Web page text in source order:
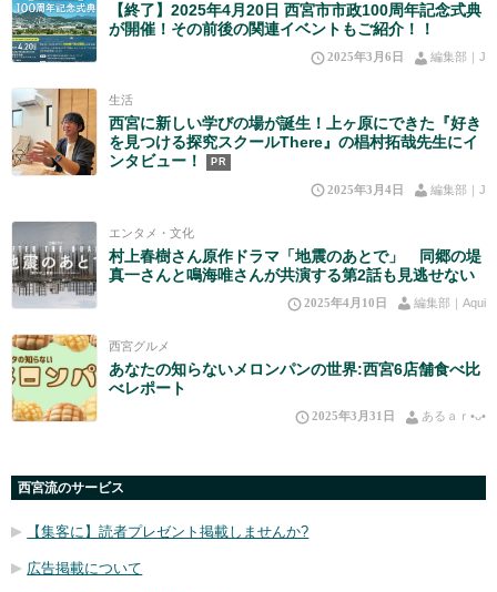
【終了】2025年4月20日 西宮市市政100周年記念式典
が開催！その前後の関連イベントもご紹介！！
2025年3月6日 編集部｜J
生活
西宮に新しい学びの場が誕生！上ヶ原にできた『好き
を見つける探究スクールThere』の椙村拓哉先生にイ
ンタビュー！
PR
2025年3月4日 編集部｜J
エンタメ・文化
村上春樹さん原作ドラマ「地震のあとで」 同郷の堤
真一さんと鳴海唯さんが共演する第2話も見逃せない
2025年4月10日 編集部｜Aqui
西宮グルメ
あなたの知らないメロンパンの世界:西宮6店舗食べ比
べレポート
2025年3月31日 あるａｒ•⁠ᴗ⁠•⁠
西宮流のサービス
【集客に】読者プレゼント掲載しませんか?
広告掲載について